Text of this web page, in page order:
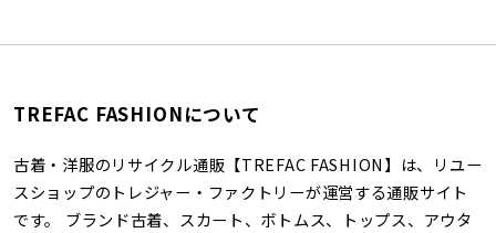
TREFAC FASHIONについて
古着・洋服のリサイクル通販【TREFAC FASHION】は、リユー
スショップのトレジャー・ファクトリーが運営する通販サイト
です。 ブランド古着、スカート、ボトムス、トップス、アウタ